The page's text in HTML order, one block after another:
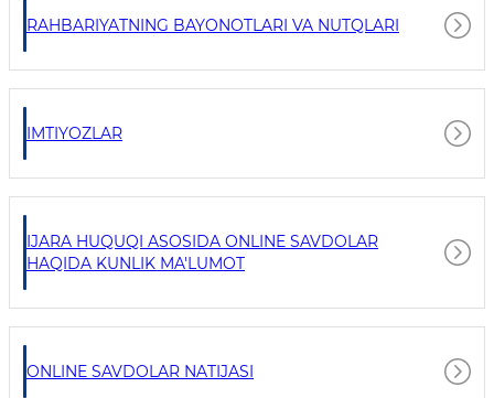
RAHBARIYATNING BAYONOTLARI VA NUTQLARI
IMTIYOZLAR
IJARA HUQUQI ASOSIDA ONLINE SAVDOLAR
HAQIDA KUNLIK MA'LUMOT
ONLINE SAVDOLAR NATIJASI